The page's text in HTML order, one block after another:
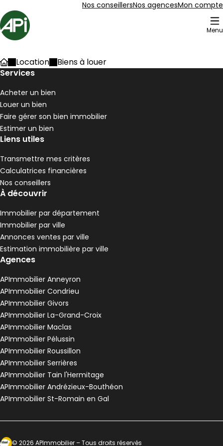
Nos conseillersNos agencesMon compte
Accueil
Menu
203 Biens à louer
90 m² 4 pièces Pélussin
Aller à l'image
Aller à l'image
Aller à l'image
Aller à l'image
Aller à l'image
190 000 €
Pélussin - 42410
Maison • 4 pièces • 90 m²
G 3 chambres
,
Terrain 3680 m²
120 000 €
Maison de village • 3 pièces • 80 m²
AccueilLocation
Biens à louer
Services
Acheter un bien
Louer un bien
Faire gérer son bien immobilier
Estimer un bien
Liens utiles
Transmettre mes critères
Calculatrices financières
Nos conseillers
À découvrir
Immobilier par département
Immobilier par ville
Annonces ventes par ville
Estimation immobilière par ville
Agences
APImmobilier Anneyron
APImmobilier Condrieu
APImmobilier Givors
APImmobilier La-Grand-Croix
APImmobilier Maclas
APImmobilier Pélussin
APImmobilier Roussillon
APImmobilier Serrières
APImmobilier Tain l'Hermitage
APImmobilier Andrézieux-Bouthéon
APImmobilier St-Romain en Gal
Ecosytème Ideeri
© 2026 APImmobilier – Tous droits réservés